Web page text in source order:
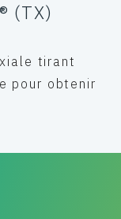
(TX)
tirant
pour obtenir